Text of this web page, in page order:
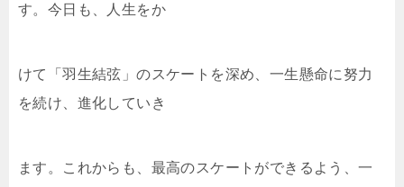
す。今日も、人生をか
けて「羽生結弦」のスケートを深め、一生懸命に努力
を続け、進化していき
ます。これからも、最高のスケートができるよう、一